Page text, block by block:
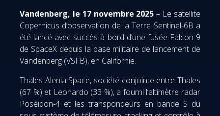
Vandenberg, le 17 novembre 2025 – Le satellite
Copernicus d’observation de la Terre Sentinel-6B a
été lancé avec succès à bord d’une fusée Falcon 9
de SpaceX depuis la base militaire de lancement de
Vandenberg (VSFB), en Californie.
Thales Alenia Space, société conjointe entre Thales
(67 %) et Leonardo (33 %), a fourni l’altimètre radar
Poseidon-4 et les transpondeurs en bande S du